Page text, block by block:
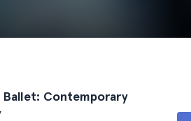
Ballet: Contemporary